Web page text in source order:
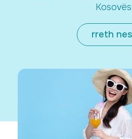
Kosovës
rreth